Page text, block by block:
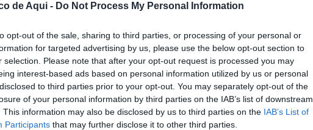
de Aqui - Do Not Process My Personal Information
opt-out of the sale, sharing to third parties, or processing of your personal or
for targeted advertising by us, please use the below opt-out section to
selection. Please note that after your opt-out request is processed you may
interest-based ads based on personal information utilized by us or personal
to third parties prior to your opt-out. You may separately opt-out of the
of your personal information by third parties on the IAB’s list of downstream
This information may also be disclosed by us to third parties on the IAB’s List of
Participants that may further disclose it to other third parties.
que hayan sido afectados por la actualización del
ha destinado un fondo de 1,35 millones de euros
una cantidad que oscila entre los 20 y 50
45 euros adicionales si se demuestra que existen
potenciales a raíz de ello (lo que elevaría la cantidad
tras el acuerdo para cerrar la disputa que mantenía
compuesto por varios miembros entre
a las medidas compensatorias adoptadas hace unos